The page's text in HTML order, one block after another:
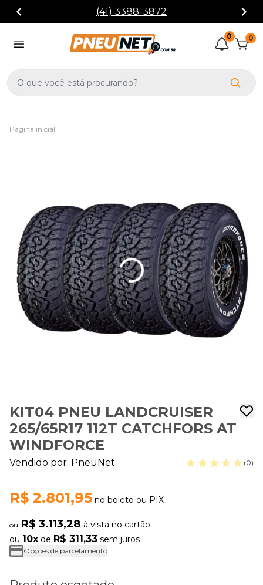
(41) 3388-3872
0 0
Página inicial
KIT04 PNEU LANDCRUISER
265/65R17 112T CATCHFORS AT
WINDFORCE
Vendido por: PneuNet (0)
R$ 2.801,95 no boleto ou PIX
ou R$ 3.113,28 à vista no cartão
ou 10x de R$ 311,33 sem juros
Opções de parcelamento